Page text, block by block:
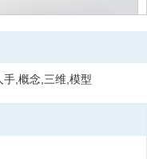
,概念,三维,模型